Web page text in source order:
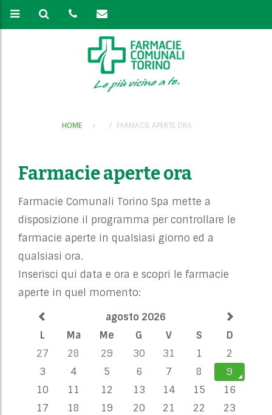
HOME FARMACIE APERTE ORA
Farmacie aperte ora
Farmacie Comunali Torino Spa mette a
disposizione il programma per controllare le
farmacie aperte in qualsiasi giorno ed a
qualsiasi ora.
Inserisci qui data e ora e scopri le farmacie
aperte in quel momento:
agosto 2026
L
Ma Me G V S
D
27
28 29 30 31 1
2
3
4 5 6 7 8
9
10
11 12 13 14 15
16
17
18 19 20 21 22
23